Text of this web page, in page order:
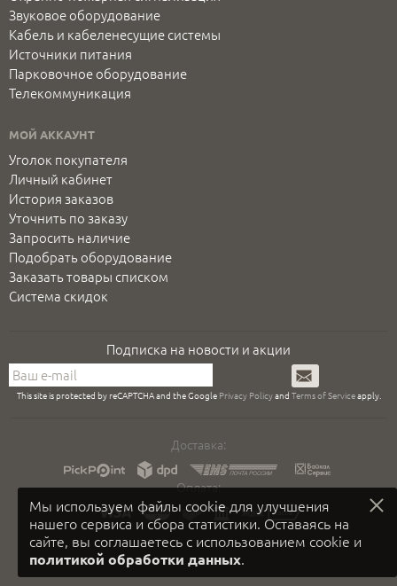
Мы используем файлы cookie для улучшения
нашего сервиса и сбора статистики. Оставаясь на
сайте, вы соглашаетесь с использованием cookie и
политикой обработки данных.
Звуковое оборудование
Кабель и кабеленесущие системы
Источники питания
Парковочное оборудование
Телекоммуникация
МОЙ АККАУНТ
Уголок покупателя
Личный кабинет
История заказов
Уточнить по заказу
Запросить наличие
Подобрать оборудование
Заказать товары списком
Система скидок
Подписка на новости и акции
Подписаться
This site is protected by reCAPTCHA and the Google Privacy Policyand Terms of Serviceapply.
Доставка:
Оплата: